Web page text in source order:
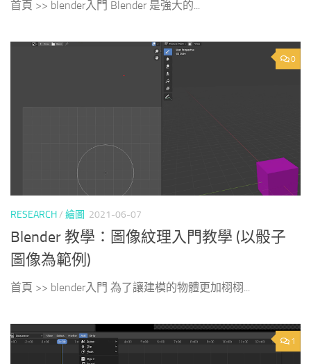
首頁 >> blender入門 Blender 是強大的...
0
RESEARCH/ 繪圖 2021-06-07
Blender 教學：圖像紋理入門教學 (以骰子
圖像為範例)
首頁 >> blender入門 為了讓建模的物體更加栩栩...
1